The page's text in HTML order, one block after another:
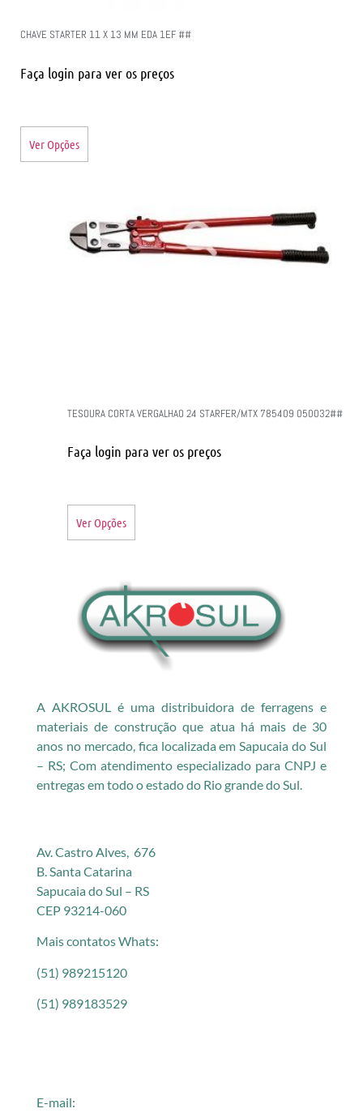
CHAVE STARTER 11 X 13 MM EDA 1EF ##
Faça login para ver os preços
Ver Opções
TESOURA CORTA VERGALHAO 24 STARFER/MTX 785409 050032##
Faça login para ver os preços
Ver Opções
A AKROSUL é uma distribuidora de ferragens e
materiais de construção que atua há mais de 30
anos no mercado, fica localizada em Sapucaia do Sul
– RS; Com atendimento especializado para CNPJ e
entregas em todo o estado do Rio grande do Sul.
Av. Castro Alves, 676
B. Santa Catarina
Sapucaia do Sul – RS
CEP 93214-060
Mais contatos Whats:
(51) 989215120
(51) 989183529
E-mail: